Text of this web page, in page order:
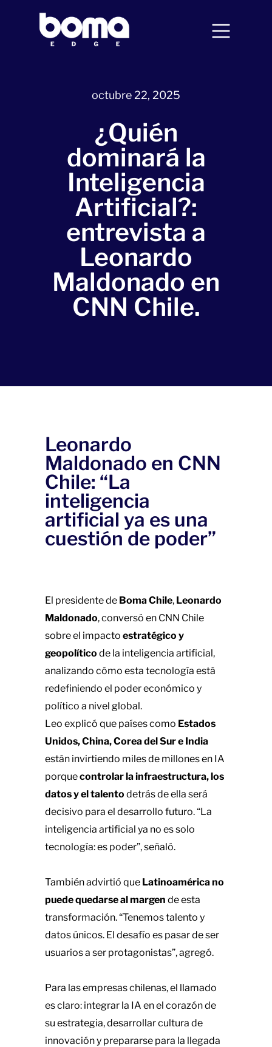
octubre 22, 2025
¿Quién
dominará la
Inteligencia
Artificial?:
entrevista a
Leonardo
Maldonado en
CNN Chile.
Leonardo
Maldonado en CNN
Chile: “La
inteligencia
artificial ya es una
cuestión de poder”
El presidente de Boma Chile, Leonardo
Maldonado, conversó en CNN Chile
sobre el impacto estratégico y
geopolítico de la inteligencia artificial,
analizando cómo esta tecnología está
redefiniendo el poder económico y
político a nivel global.
Leo explicó que países como Estados
Unidos, China, Corea del Sur e India
están invirtiendo miles de millones en IA
porquecontrolar la infraestructura, los
datos y el talento detrás de ella será
decisivo para el desarrollo futuro. “La
inteligencia artificial ya no es solo
tecnología: es poder”, señaló.
También advirtió que Latinoamérica no
puede quedarse al margen de esta
transformación. “Tenemos talento y
datos únicos. El desafío es pasar de ser
usuarios a ser protagonistas”, agregó.
Para las empresas chilenas, el llamado
es claro: integrar la IA en el corazón de
su estrategia, desarrollar cultura de
innovación y prepararse para la llegada